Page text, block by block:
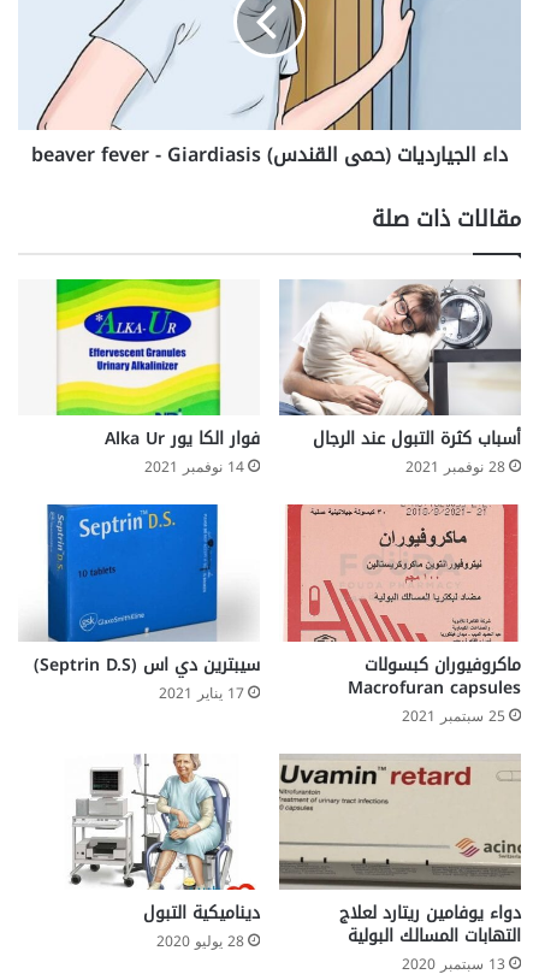
ر
ت
(
ح
م
ى
ا
ن
د
س
)
b
e
r
f
e
e
r
G
i
a
r
d
i
داء الجيارديات (حمى القندس) beaver fever - Giardiasis
مقالات ذات صلة
أسباب كثرة التبول عند الرجال
28 نوفمبر 2021
فوار الكا يور Alka Ur
14 نوفمبر 2021
ماكروفيوران كبسولات
Macrofuran capsules
25 سبتمبر 2021
سيبترين دي اس (Septrin D.S)
17 يناير 2021
دواء يوفامين ريتارد لعلاج
التهابات المسالك البولية
13 سبتمبر 2020
ديناميكية التبول
28 يوليو 2020